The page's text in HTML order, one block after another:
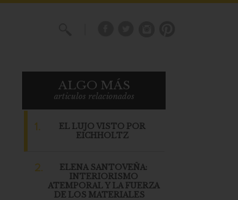
ALGO MÁS
articulos relacionados
1.
EL LUJO VISTO POR
EICHHOLTZ
2.
ELENA SANTOVEÑA:
INTERIORISMO
ATEMPORAL Y LA FUERZA
DE LOS MATERIALES